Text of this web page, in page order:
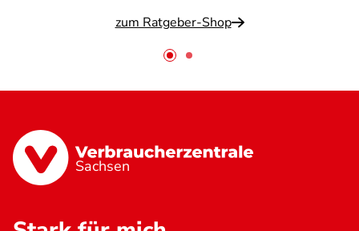
zum Ratgeber-Shop
Sachsen